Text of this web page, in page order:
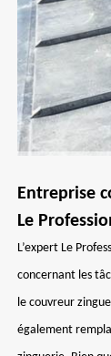
Entreprise
Le
L’expert Le
concernant les
le couvreur
également